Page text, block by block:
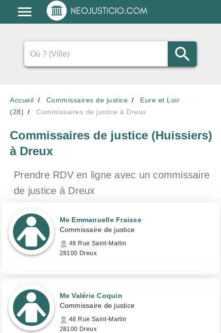
Accueil Commissaires de justice
Eure et Loir
(28)
Commissaires de justice à Dreux
Commissaires de justice (Huissiers)
à Dreux
Prendre RDV en ligne avec un commissaire
de justice à Dreux
Me Emmanuelle Fraisse
Commissaire de justice
48 Rue Saint-Martin
28100 Dreux
Me Valérie Coquin
Commissaire de justice
48 Rue Saint-Martin
28100 Dreux